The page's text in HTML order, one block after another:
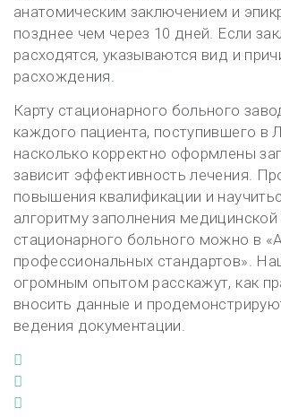
анатомическим заключением и
позднее чем через 10 дней. Если
расходятся, указываются вид и
расхождения.
Карту стационарного больного
каждого пациента, поступившего в
насколько корректно оформлены
зависит эффективность лечения.
повышения квалификации и
алгоритму заполнения медицинской
стационарного больного можно в
профессиональных стандартов».
огромным опытом расскажут, как
вносить данные и
ведения документации.